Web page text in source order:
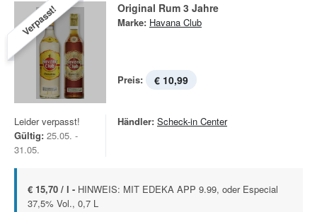
Verpasst! Original Rum 3 Jahre
Marke: Havana Club
Preis: € 10,99
Leider verpasst!
Gültig: 25.05. -
31.05.
Händler: Scheck-in Center
€ 15,70 / l - HINWEIS: MIT EDEKA APP 9.99, oder Especial
37,5% Vol., 0,7 L